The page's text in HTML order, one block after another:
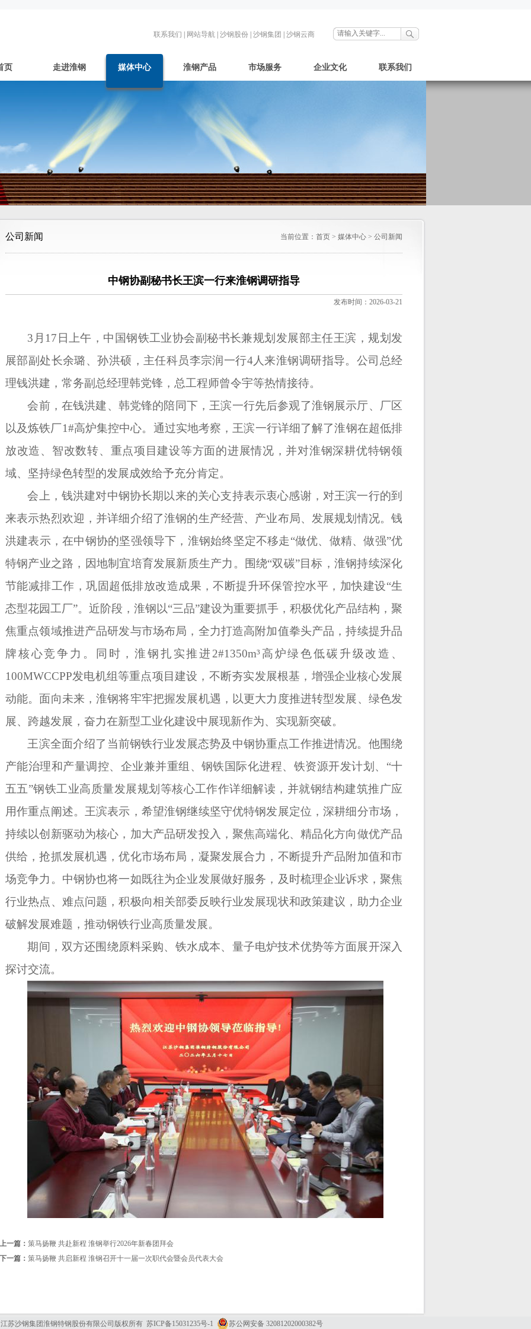
联系我们 网站导航 沙钢股份 沙钢集团 沙钢云商
页 走进淮钢 媒体中心 淮钢产品 市场服务 企业文化 联系我们
当前位置： 首页 > 媒体中心 > 公司新闻
公司新闻
中钢协副秘书长王滨一行来淮钢调研指导
发布时间：2026-03-21
3月17日上午，中国钢铁工业协会副秘书长兼规划发展部主任王滨，规划发
展部副处长余璐、孙洪硕，主任科员李宗润一行4人来淮钢调研指导。公司总经
理钱洪建，常务副总经理韩党锋，总工程师曾令宇等热情接待。
会前，在钱洪建、韩党锋的陪同下，王滨一行先后参观了淮钢展示厅、厂区
以及炼铁厂1#高炉集控中心。通过实地考察，王滨一行详细了解了淮钢在超低排
放改造、智改数转、重点项目建设等方面的进展情况，并对淮钢深耕优特钢领
域、坚持绿色转型的发展成效给予充分肯定。
会上，钱洪建对中钢协长期以来的关心支持表示衷心感谢，对王滨一行的到
来表示热烈欢迎，并详细介绍了淮钢的生产经营、产业布局、发展规划情况。钱
洪建表示，在中钢协的坚强领导下，淮钢始终坚定不移走“做优、做精、做强”优
特钢产业之路，因地制宜培育发展新质生产力。围绕“双碳”目标，淮钢持续深化
节能减排工作，巩固超低排放改造成果，不断提升环保管控水平，加快建设“生
态型花园工厂”。近阶段，淮钢以“三品”建设为重要抓手，积极优化产品结构，聚
焦重点领域推进产品研发与市场布局，全力打造高附加值拳头产品，持续提升品
牌核心竞争力。同时，淮钢扎实推进2#1350m³高炉绿色低碳升级改造、
100MWCCPP发电机组等重点项目建设，不断夯实发展根基，增强企业核心发展
动能。面向未来，淮钢将牢牢把握发展机遇，以更大力度推进转型发展、绿色发
展、跨越发展，奋力在新型工业化建设中展现新作为、实现新突破。
王滨全面介绍了当前钢铁行业发展态势及中钢协重点工作推进情况。他围绕
产能治理和产量调控、企业兼并重组、钢铁国际化进程、铁资源开发计划、 “十
五五”钢铁工业高质量发展规划等核心工作作详细解读，并就钢结构建筑推广应
用作重点阐述。王滨表示，希望淮钢继续坚守优特钢发展定位，深耕细分市场，
持续以创新驱动为核心，加大产品研发投入，聚焦高端化、精品化方向做优产品
供给，抢抓发展机遇，优化市场布局，凝聚发展合力，不断提升产品附加值和市
场竞争力。中钢协也将一如既往为企业发展做好服务，及时梳理企业诉求，聚焦
行业热点、难点问题，积极向相关部委反映行业发展现状和政策建议，助力企业
破解发展难题，推动钢铁行业高质量发展。
期间，双方还围绕原料采购、铁水成本、量子电炉技术优势等方面展开深入
探讨交流。
上一篇： 策马扬鞭 共赴新程 淮钢举行2026年新春团拜会
下一篇： 策马扬鞭 共启新程 淮钢召开十一届一次职代会暨会员代表大会
江苏沙钢集团淮钢特钢股份有限公司版权所有 苏ICP备15031235号-1 苏公网安备 32081202000382号